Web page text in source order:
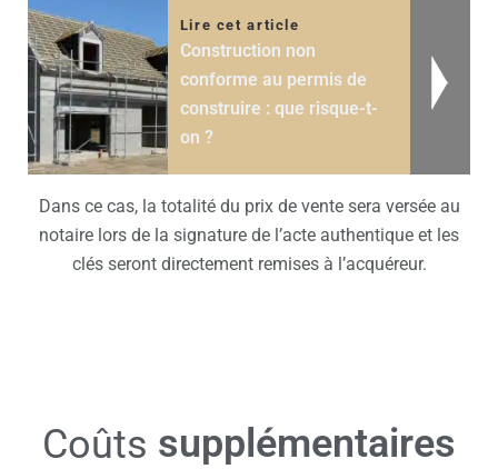
Lire cet article
Construction non
conforme au permis de
construire : que risque-t-
on ?
Dans ce cas, la totalité du prix de vente sera versée au
notaire lors de la signature de l’acte authentique et les
clés seront directement remises à l’acquéreur.
Coûts supplémentaires